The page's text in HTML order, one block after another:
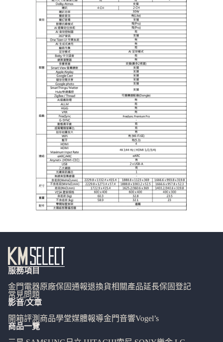
服務項目
金門電器原廠保固通報退換貨相關產品延長保固登記
常見問題
影音/文章
開箱評測 商品學堂媒體報導金門音響Vogel’s
商品一覽